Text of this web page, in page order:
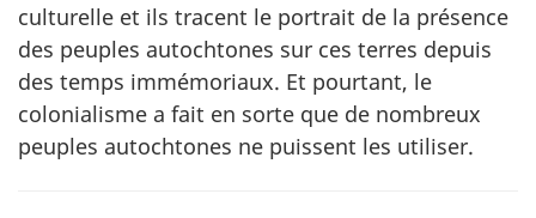
culturelle et ils tracent le portrait de la présence
des peuples autochtones sur ces terres depuis
des temps immémoriaux. Et pourtant, le
colonialisme a fait en sorte que de nombreux
peuples autochtones ne puissent les utiliser.